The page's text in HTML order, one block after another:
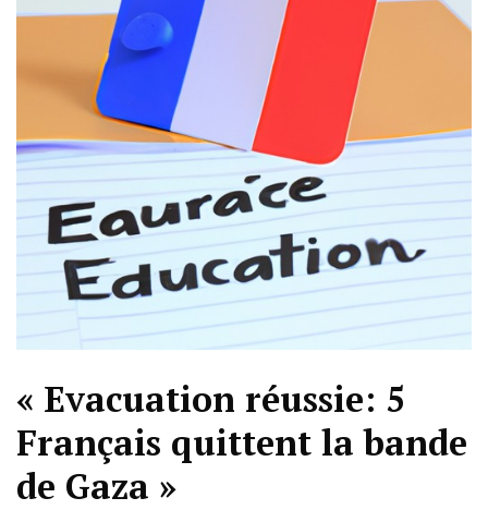
« Evacuation réussie: 5
Français quittent la bande
de Gaza »